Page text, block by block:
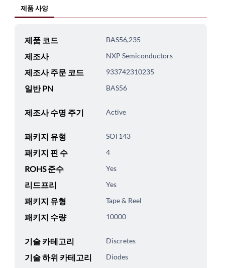
제품 사양
제품 코드 BAS56,235
제조사 NXP Semiconductors
제조사 주문 코드 933742310235
일반 PN BAS56
제조사 수명 주기 Active
패키지 유형 SOT143
패키지 핀 수 4
ROHS 준수 Yes
리드프리 Yes
패키지 유형 Tape & Reel
패키지 수량 10000
기술 카테고리 Discretes
기술 하위 카테고리 Diodes